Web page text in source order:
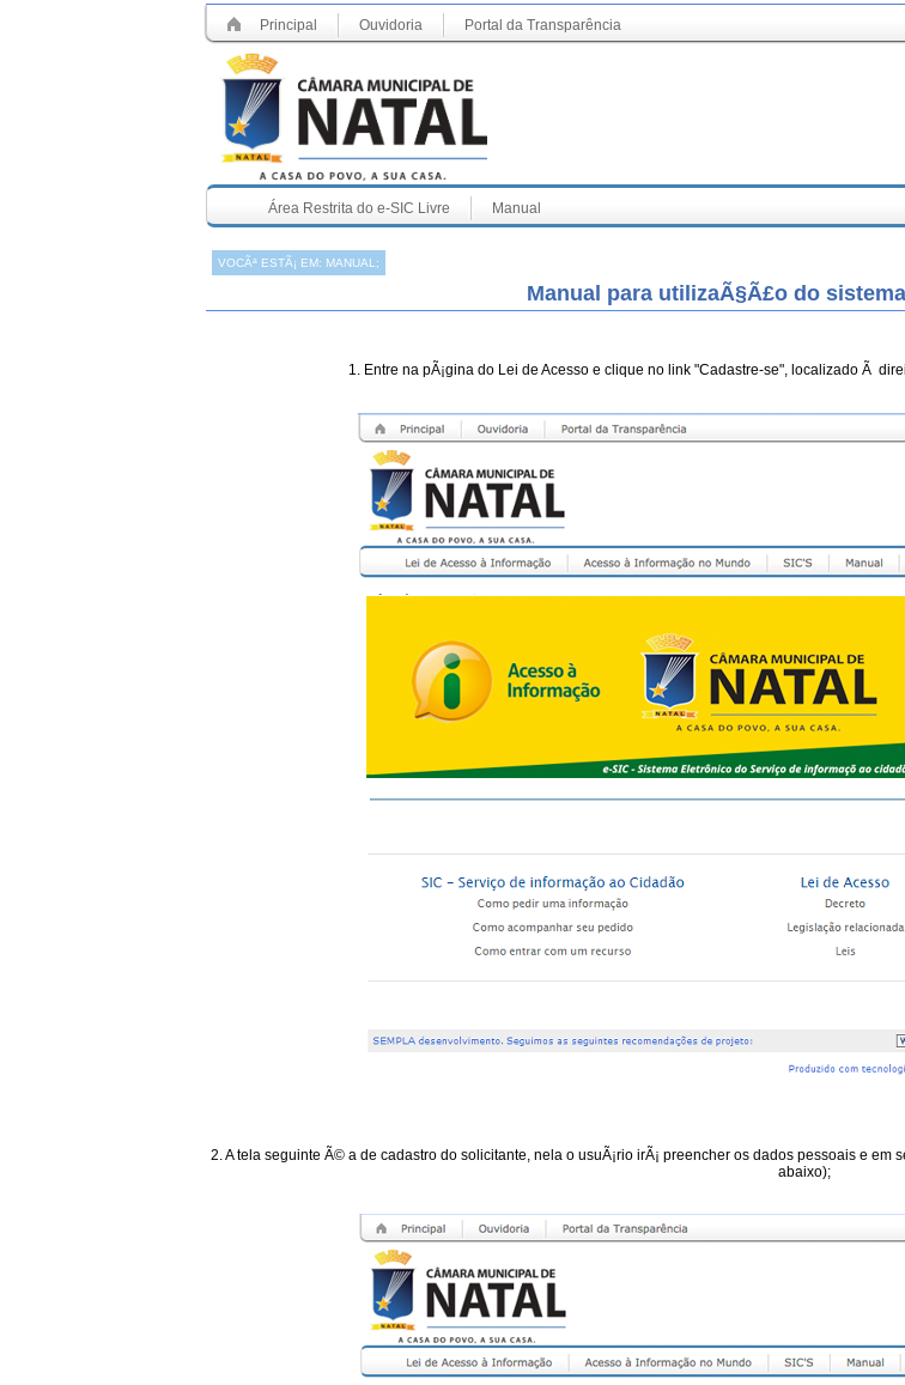
Principal Ouvidoria Portal da Transparência
Área Restrita do e-SIC Livre Manual
VOCÃª ESTÃ¡ EM: MANUAL;
Manual para utilizaÃ§Ã£o do
1. Entre na pÃ¡gina do Lei de Acesso e clique no link "Cadastre-se", localizado Ã
2. A tela seguinte Ã© a de cadastro do solicitante, nela o usuÃ¡rio irÃ¡ preencher os dados pessoais e
abaixo);